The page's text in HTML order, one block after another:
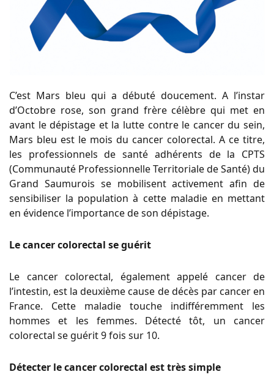
C’est Mars bleu qui a débuté doucement. A l’instar
d’Octobre rose, son grand frère célèbre qui met en
avant le dépistage et la lutte contre le cancer du sein,
Mars bleu est le mois du cancer colorectal. A ce titre,
les professionnels de santé adhérents de la CPTS
(Communauté Professionnelle Territoriale de Santé) du
Grand Saumurois se mobilisent activement afin de
sensibiliser la population à cette maladie en mettant
en évidence l’importance de son dépistage.
Le cancer colorectal se guérit
Le cancer colorectal, également appelé cancer de
l’intestin, est la deuxième cause de décès par cancer en
France. Cette maladie touche indifféremment les
hommes et les femmes. Détecté tôt, un cancer
colorectal se guérit 9 fois sur 10.
Détecter le cancer colorectal est très simple